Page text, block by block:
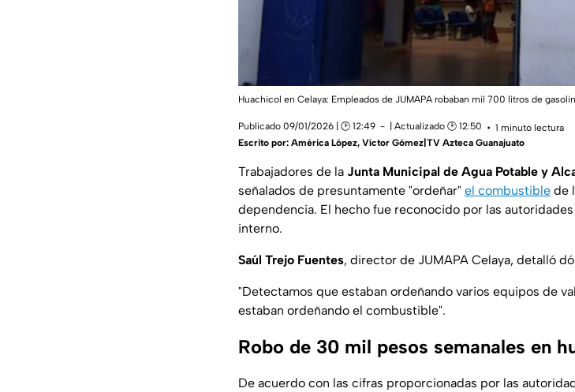
Huachicol en Celaya: Empleados de JUMAPA robaban mil 700 litros de
Publicado 09/01/2026 | 🕑 12:49 | Actualizado 🕑 12:50
1 minuto lectura
Escrito por: América López, Víctor Gómez|TV Azteca Guanajuato
Trabajadores de la Junta Municipal de Agua Potable y
señalados de presuntamente "ordeñar" el combustible de
dependencia. El hecho fue reconocido por las
interno.
Saúl Trejo Fuentes, director de JUMAPA Celaya, detalló
"Detectamos que estaban ordeñando varios equipos de
estaban ordeñando el combustible".
Robo de 30 mil pesos semanales en
De acuerdo con las cifras proporcionadas por las